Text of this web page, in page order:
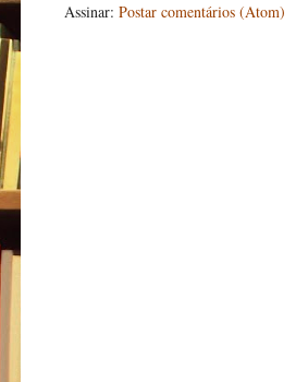
Assinar: Postar comentários (Atom)